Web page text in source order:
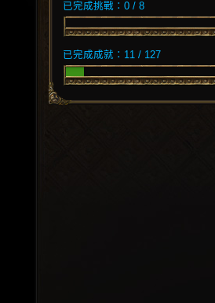
已完成挑戰：0 / 8
已完成成就：11 / 127